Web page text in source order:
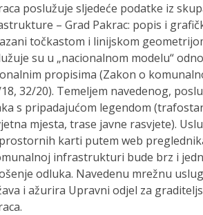
poslužuje sljedeće podatke iz
– Grad Pakrac: popis i
točkastom i linijskom
su u „nacionalnom modelu“
propisima (Zakon o
32/20). Temeljem navedenog,
s pripadajućom legendom
mjesta, trase javne rasvjete).
karti putem web
infrastrukturi bude brz i
odluka. Navedenu mrežnu
i ažurira Upravni odjel za